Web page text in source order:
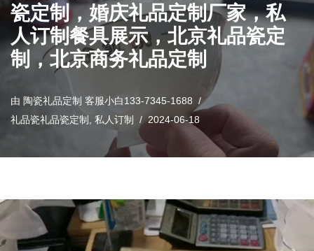
瓷定制，婚庆礼品定制厂家，私
人订制餐具展示，北京礼品瓷定
制，北京商务礼品定制
由 陶瓷礼品定制 客服小白133-7345-1688
礼品瓷礼品瓷定制
私人订制 2024-06-18